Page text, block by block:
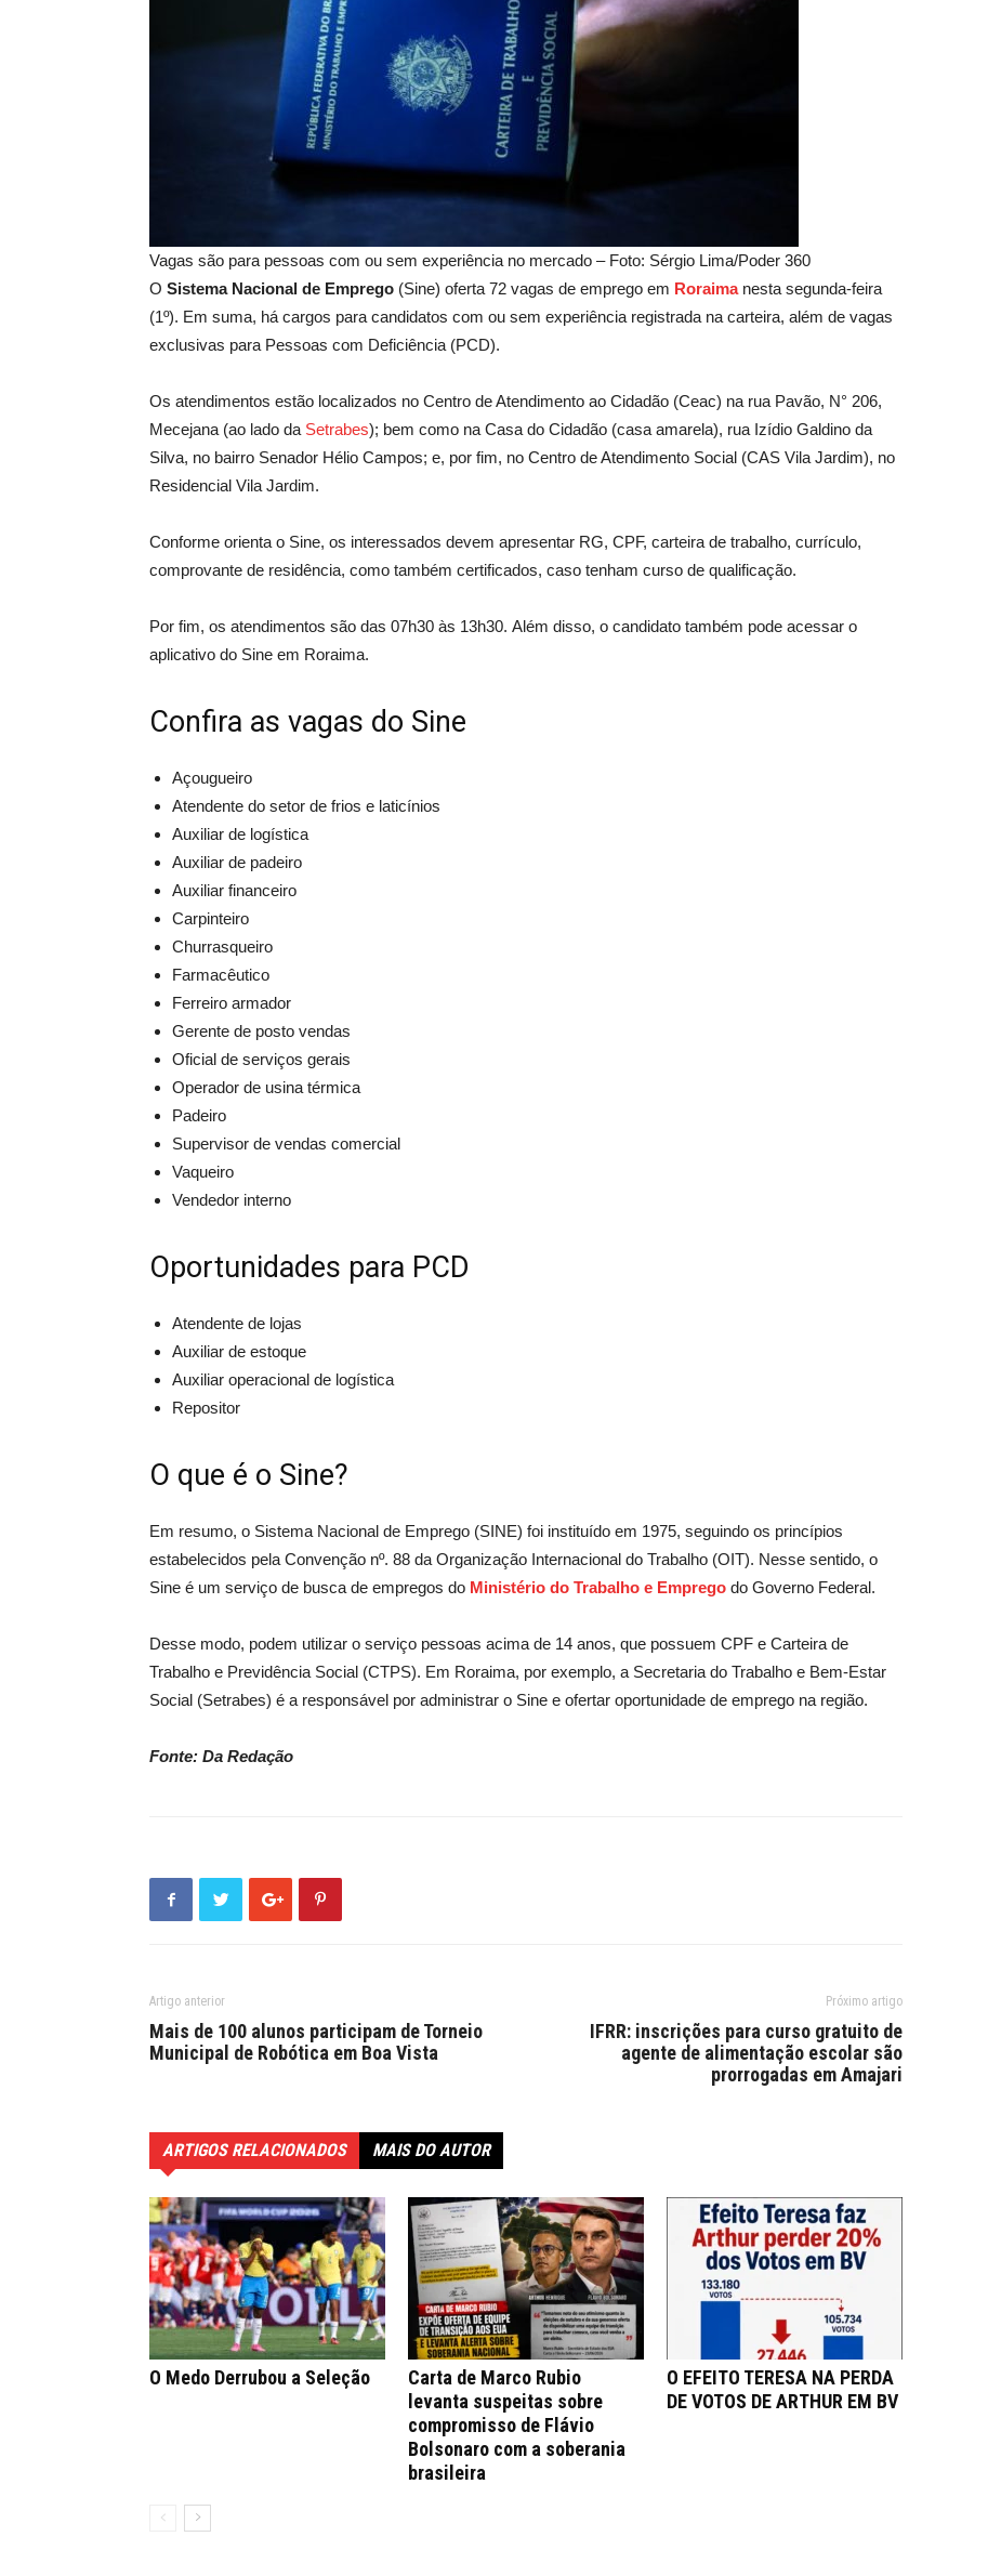
Vagas são para pessoas com ou sem experiência no mercado – Foto: Sérgio Lima/Poder 360
O Sistema Nacional de Emprego (Sine) oferta 72 vagas de emprego em Roraimanesta segunda-feira
(1º). Em suma, há cargos para candidatos com ou sem experiência registrada na carteira, além de vagas
exclusivas para Pessoas com Deficiência (PCD).
Os atendimentos estão localizados no Centro de Atendimento ao Cidadão (Ceac) na rua Pavão, N° 206,
Mecejana (ao lado da Setrabes); bem como na Casa do Cidadão (casa amarela), rua Izídio Galdino da
Silva, no bairro Senador Hélio Campos; e, por fim, no Centro de Atendimento Social (CAS Vila Jardim), no
Residencial Vila Jardim.
Conforme orienta o Sine, os interessados devem apresentar RG, CPF, carteira de trabalho, currículo,
comprovante de residência, como também certificados, caso tenham curso de qualificação.
Por fim, os atendimentos são das 07h30 às 13h30. Além disso, o candidato também pode acessar o
aplicativo do Sine em Roraima.
Confira as vagas do Sine
Açougueiro
Atendente do setor de frios e laticínios
Auxiliar de logística
Auxiliar de padeiro
Auxiliar financeiro
Carpinteiro
Churrasqueiro
Farmacêutico
Ferreiro armador
Gerente de posto vendas
Oficial de serviços gerais
Operador de usina térmica
Padeiro
Supervisor de vendas comercial
Vaqueiro
Vendedor interno
Oportunidades para PCD
Atendente de lojas
Auxiliar de estoque
Auxiliar operacional de logística
Repositor
O que é o Sine?
Em resumo, o Sistema Nacional de Emprego (SINE) foi instituído em 1975, seguindo os princípios
estabelecidos pela Convenção nº. 88 da Organização Internacional do Trabalho (OIT). Nesse sentido, o
Sine é um serviço de busca de empregos do Ministério do Trabalho e Emprego do Governo Federal.
Desse modo, podem utilizar o serviço pessoas acima de 14 anos, que possuem CPF e Carteira de
Trabalho e Previdência Social (CTPS). Em Roraima, por exemplo, a Secretaria do Trabalho e Bem-Estar
Social (Setrabes) é a responsável por administrar o Sine e ofertar oportunidade de emprego na região.
Fonte: Da Redação
Artigo anterior
Mais de 100 alunos participam de Torneio
Municipal de Robótica em Boa Vista
Próximo artigo
IFRR: inscrições para curso gratuito de
agente de alimentação escolar são
prorrogadas em Amajari
ARTIGOS RELACIONADOS MAIS DO AUTOR
O Medo Derrubou a Seleção
Carta de Marco Rubio
levanta suspeitas sobre
compromisso de Flávio
Bolsonaro com a soberania
brasileira
O EFEITO TERESA NA PERDA
DE VOTOS DE ARTHUR EM BV